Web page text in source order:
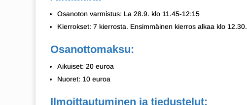
Osanoton varmistus: La 28.9. klo 11.45-12:15
Kierrokset: 7 kierrosta. Ensimmäinen kierros alkaa klo 12.30.
Osanottomaksu:
Aikuiset: 20 euroa
Nuoret: 10 euroa
Ilmoittautuminen ja tiedustelut: